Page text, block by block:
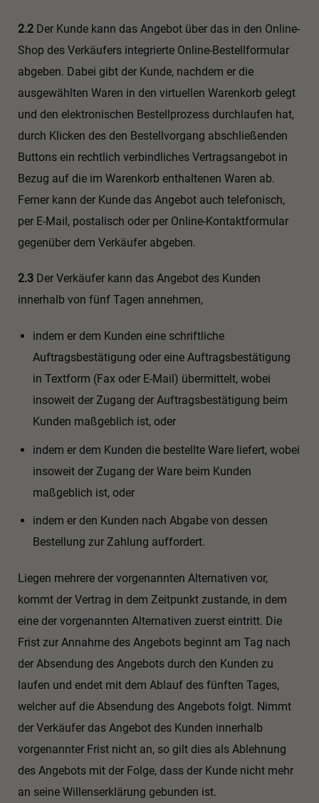
2.2 Der Kunde kann das Angebot über das in den Online-
Shop des Verkäufers integrierte Online-Bestellformular
abgeben. Dabei gibt der Kunde, nachdem er die
ausgewählten Waren in den virtuellen Warenkorb gelegt
und den elektronischen Bestellprozess durchlaufen hat,
durch Klicken des den Bestellvorgang abschließenden
Buttons ein rechtlich verbindliches Vertragsangebot in
Bezug auf die im Warenkorb enthaltenen Waren ab.
Ferner kann der Kunde das Angebot auch telefonisch,
per E-Mail, postalisch oder per Online-Kontaktformular
gegenüber dem Verkäufer abgeben.
2.3 Der Verkäufer kann das Angebot des Kunden
innerhalb von fünf Tagen annehmen,
indem er dem Kunden eine schriftliche
Auftragsbestätigung oder eine Auftragsbestätigung
in Textform (Fax oder E-Mail) übermittelt, wobei
insoweit der Zugang der Auftragsbestätigung beim
Kunden maßgeblich ist, oder
indem er dem Kunden die bestellte Ware liefert, wobei
insoweit der Zugang der Ware beim Kunden
maßgeblich ist, oder
indem er den Kunden nach Abgabe von dessen
Bestellung zur Zahlung auffordert.
Liegen mehrere der vorgenannten Alternativen vor,
kommt der Vertrag in dem Zeitpunkt zustande, in dem
eine der vorgenannten Alternativen zuerst eintritt. Die
Frist zur Annahme des Angebots beginnt am Tag nach
der Absendung des Angebots durch den Kunden zu
laufen und endet mit dem Ablauf des fünften Tages,
welcher auf die Absendung des Angebots folgt. Nimmt
der Verkäufer das Angebot des Kunden innerhalb
vorgenannter Frist nicht an, so gilt dies als Ablehnung
des Angebots mit der Folge, dass der Kunde nicht mehr
an seine Willenserklärung gebunden ist.